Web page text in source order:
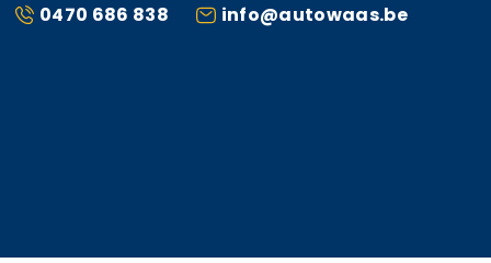
0470 686 838
info@autowaas.be